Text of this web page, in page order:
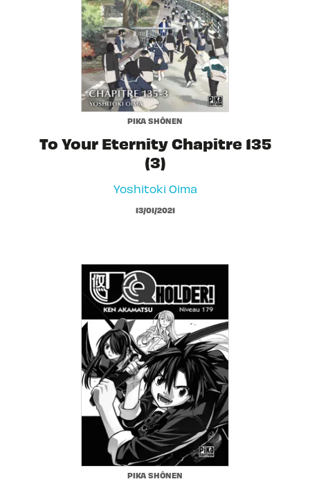
PIKA SHÔNEN
To Your Eternity Chapitre 135
(3)
Yoshitoki Oima
13/01/2021
PIKA SHÔNEN